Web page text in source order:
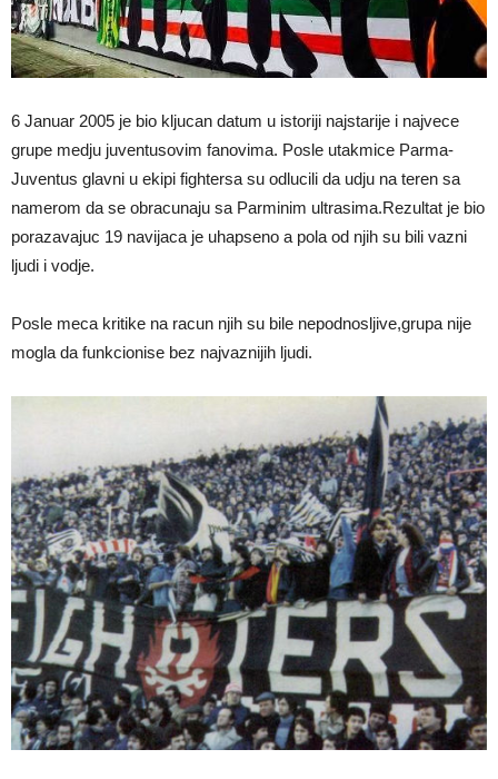
6 Januar 2005 je bio kljucan datum u istoriji najstarije i najvece
grupe medju juventusovim fanovima. Posle utakmice Parma-
Juventus glavni u ekipi fightersa su odlucili da udju na teren sa
namerom da se obracunaju sa Parminim ultrasima.Rezultat je bio
porazavajuc 19 navijaca je uhapseno a pola od njih su bili vazni
ljudi i vodje.
Posle meca kritike na racun njih su bile nepodnosljive,grupa nije
mogla da funkcionise bez najvaznijih ljudi.